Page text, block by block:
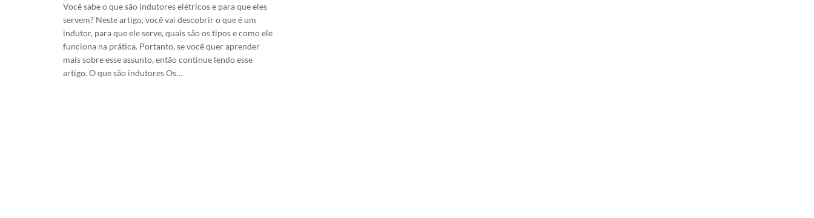
Você sabe o que são indutores elétricos e para que eles
servem? Neste artigo, você vai descobrir o que é um
indutor, para que ele serve, quais são os tipos e como ele
funciona na prática. Portanto, se você quer aprender
mais sobre esse assunto, então continue lendo esse
artigo. O que são indutores Os…